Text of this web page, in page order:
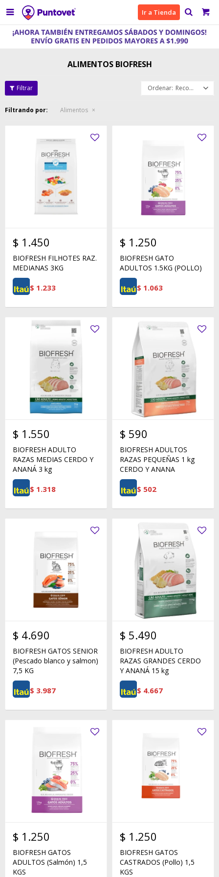
 Ir a Tienda
ALIMENTOS BIOFRESH
Recomendados
Filtrando por: Alimentos
$ 1.450
BIOFRESH FILHOTES RAZ.
MEDIANAS 3KG
$ 1.233
$ 1.250
BIOFRESH GATO
ADULTOS 1.5KG (POLLO)
$ 1.063
$ 1.550
BIOFRESH ADULTO
RAZAS MEDIAS CERDO Y
ANANÁ 3 kg
$ 1.318
$ 590
BIOFRESH ADULTOS
RAZAS PEQUEÑAS 1 kg
CERDO Y ANANA
$ 502
$ 4.690
BIOFRESH GATOS SENIOR
(Pescado blanco y salmon)
7,5 KG
$ 3.987
$ 5.490
BIOFRESH ADULTO
RAZAS GRANDES CERDO
Y ANANÁ 15 kg
$ 4.667
$ 1.250
BIOFRESH GATOS
ADULTOS (Salmón) 1,5
KGS
$ 1.250
BIOFRESH GATOS
CASTRADOS (Pollo) 1,5
KGS